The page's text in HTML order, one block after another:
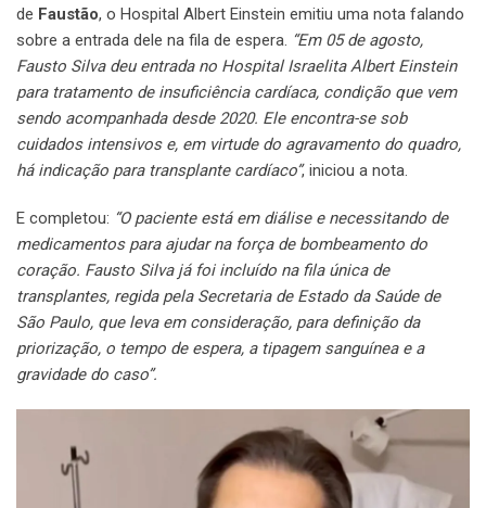
de Faustão, o Hospital Albert Einstein emitiu uma nota falando
sobre a entrada dele na fila de espera. “Em 05 de agosto,
Fausto Silva deu entrada no Hospital Israelita Albert Einstein
para tratamento de insuficiência cardíaca, condição que vem
sendo acompanhada desde 2020. Ele encontra-se sob
cuidados intensivos e, em virtude do agravamento do quadro,
há indicação para transplante cardíaco”, iniciou a nota.
E completou: “O paciente está em diálise e necessitando de
medicamentos para ajudar na força de bombeamento do
coração. Fausto Silva já foi incluído na fila única de
transplantes, regida pela Secretaria de Estado da Saúde de
São Paulo, que leva em consideração, para definição da
priorização, o tempo de espera, a tipagem sanguínea e a
gravidade do caso”.